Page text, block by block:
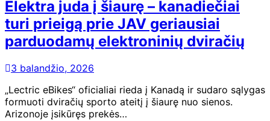
Elektra juda į šiaurę – kanadiečiai
turi prieigą prie JAV geriausiai
parduodamų elektroninių dviračių
3 balandžio, 2026
„Lectric eBikes“ oficialiai rieda į Kanadą ir sudaro sąlygas
formuoti dviračių sporto ateitį į šiaurę nuo sienos.
Arizonoje įsikūręs prekės…